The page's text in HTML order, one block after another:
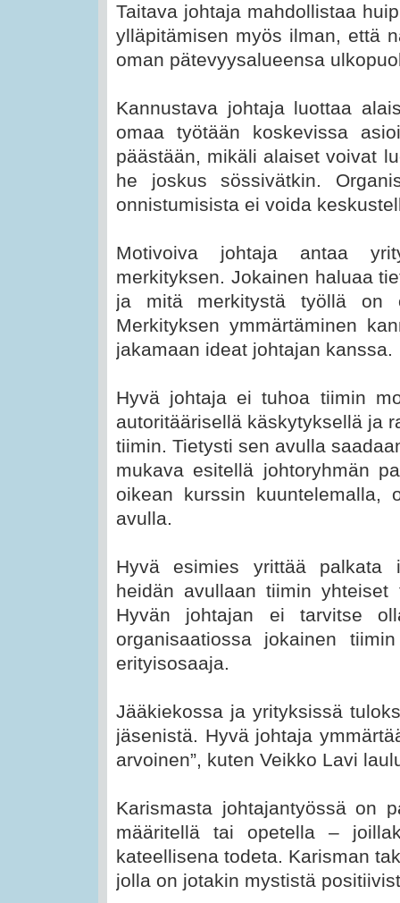
Taitava johtaja mahdollistaa
ylläpitämisen myös ilman, että
oman pätevyysalueensa
Kannustava johtaja luottaa
omaa työtään koskevissa
päästään, mikäli alaiset voivat
he joskus sössivätkin.
onnistumisista ei voida
Motivoiva johtaja antaa
merkityksen. Jokainen haluaa
ja mitä merkitystä työllä on
Merkityksen ymmärtäminen
jakamaan ideat johtajan kanssa.
Hyvä johtaja ei tuhoa tiimin
autoritäärisellä käskytyksellä ja
tiimin. Tietysti sen avulla
mukava esitellä johtoryhmän
oikean kurssin kuuntelemalla,
avulla.
Hyvä esimies yrittää palkata
heidän avullaan tiimin
Hyvän johtajan ei tarvitse
organisaatiossa jokainen
erityisosaaja.
Jääkiekossa ja yrityksissä
jäsenistä. Hyvä johtaja
arvoinen”, kuten Veikko Lavi
Karismasta johtajantyössä on
määritellä tai opetella –
kateellisena todeta. Karisman
jolla on jotakin mystistä